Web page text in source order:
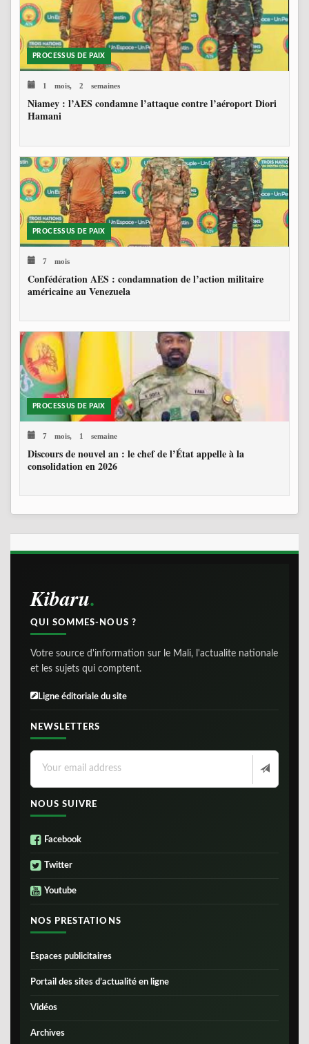
PROCESSUS DE PAIX
1 mois, 2 semaines
Niamey : l’AES condamne l’attaque contre l’aéroport Diori
Hamani
PROCESSUS DE PAIX
7 mois
Confédération AES : condamnation de l’action militaire
américaine au Venezuela
PROCESSUS DE PAIX
7 mois, 1 semaine
Discours de nouvel an : le chef de l’État appelle à la
consolidation en 2026
Kibaru
QUI SOMMES-NOUS ?
Votre source d'information sur le Mali, l'actualite nationale
et les sujets qui comptent.
Ligne éditoriale du site
NEWSLETTERS
NOUS SUIVRE
Facebook
Twitter
Youtube
NOS PRESTATIONS
Espaces publicitaires
Portail des sites d’actualité en ligne
Vidéos
Archives